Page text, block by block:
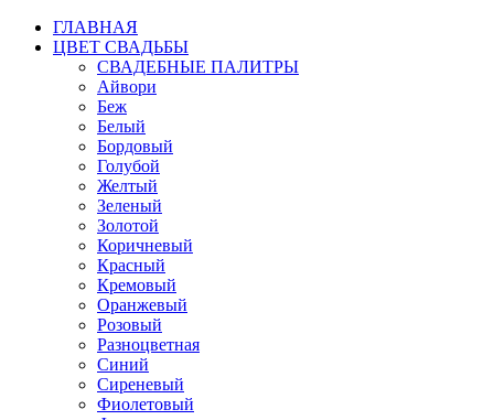
ГЛАВНАЯ
ЦВЕТ СВАДЬБЫ
СВАДЕБНЫЕ ПАЛИТРЫ
Айвори
Беж
Белый
Бордовый
Голубой
Желтый
Зеленый
Золотой
Коричневый
Красный
Кремовый
Оранжевый
Розовый
Разноцветная
Синий
Сиреневый
Фиолетовый